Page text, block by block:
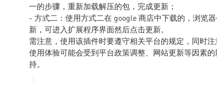
一的步骤，重新加载解压的包，完成更新；
- 方式二：使用方式二在 google 商店中下载的，浏览
新，可进入扩展程序界面然后点击更新。
需注意，使用该插件时要遵守相关平台的规定，同时
使用体验可能会受到平台政策调整、网站更新等因素
持。